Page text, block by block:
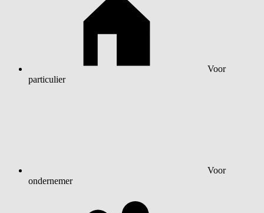
Voor
particulier
Voor
ondernemer